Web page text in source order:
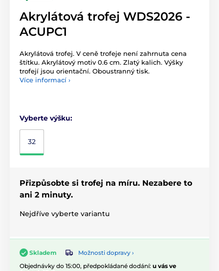
Akrylátová trofej WDS2026 -
ACUPC1
Akrylátová trofej. V ceně trofeje není zahrnuta cena
štítku. Akrylátový motiv 0.6 cm. Zlatý kalich. Výšky
trofejí jsou orientační. Oboustranný tisk.
Více informací ›
Vyberte výšku:
32
Přizpůsobte si trofej na míru. Nezabere to
ani 2 minuty.
Nejdříve vyberte variantu
Skladem
Možnosti dopravy ›
Objednávky do 15:00, předpokládané dodání: u vás ve